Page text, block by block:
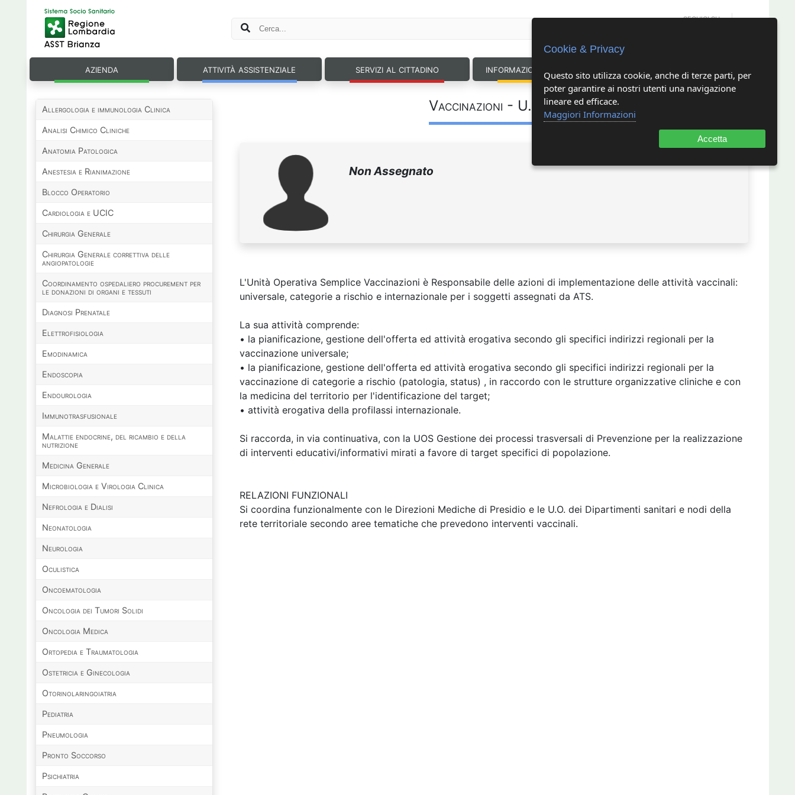
SEGUICI SU
azienda attività assistenziale servizi al cittadino informazioni e modulistica
Allergologia e immunologia Clinica
Analisi Chimico Cliniche
Anatomia Patologica
Anestesia e Rianimazione
Blocco Operatorio
Cardiologia e UCIC
Chirurgia Generale
Chirurgia Generale correttiva delle
angiopatologie
Coordinamento ospedaliero procurement per
le donazioni di organi e tessuti
Diagnosi Prenatale
Elettrofisiologia
Emodinamica
Endoscopia
Endourologia
Immunotrasfusionale
Malattie endocrine, del ricambio e della
nutrizione
Medicina Generale
Microbiologia e Virologia Clinica
Nefrologia e Dialisi
Neonatologia
Neurologia
Oculistica
Oncoematologia
Oncologia dei Tumori Solidi
Oncologia Medica
Ortopedia e Traumatologia
Ostetricia e Ginecologia
Otorinolaringoiatria
Pediatria
Pneumologia
Pronto Soccorso
Psichiatria
Vaccinazioni - U.O.S.
Non Assegnato
L'Unità Operativa Semplice Vaccinazioni è Responsabile delle azioni di implementazione delle attività vaccinali:
universale, categorie a rischio e internazionale per i soggetti assegnati da ATS.
La sua attività comprende:
• la pianificazione, gestione dell'offerta ed attività erogativa secondo gli specifici indirizzi regionali per la
vaccinazione universale;
• la pianificazione, gestione dell'offerta ed attività erogativa secondo gli specifici indirizzi regionali per la
vaccinazione di categorie a rischio (patologia, status) , in raccordo con le strutture organizzative cliniche e con
la medicina del territorio per l'identificazione del target;
• attività erogativa della profilassi internazionale.
Si raccorda, in via continuativa, con la UOS Gestione dei processi trasversali di Prevenzione per la realizzazione
di interventi educativi/informativi mirati a favore di target specifici di popolazione.
RELAZIONI FUNZIONALI
Si coordina funzionalmente con le Direzioni Mediche di Presidio e le U.O. dei Dipartimenti sanitari e nodi della
rete territoriale secondo aree tematiche che prevedono interventi vaccinali.
Cookie & Privacy
Questo sito utilizza cookie, anche di terze parti, per
poter garantire ai nostri utenti una navigazione
lineare ed efficace.
Maggiori Informazioni
Accetta